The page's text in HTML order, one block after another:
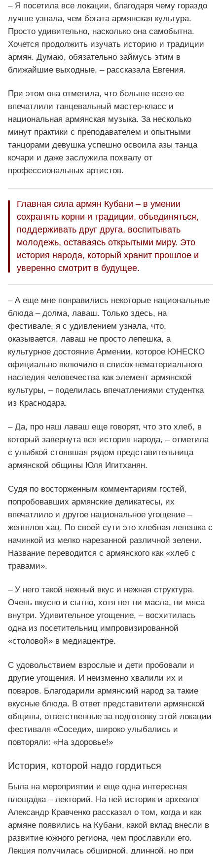
– Я посетила все локации, благодаря чему гораздо
лучше узнала, чем богата армянская культура.
Просто удивительно, насколько она самобытна.
Хочется продолжить изучать историю и традиции
армян. Думаю, обязательно займусь этим в
ближайшие выходные, – рассказала Евгения.
При этом она отметила, что больше всего ее
впечатлили танцевальный мастер-класс и
национальная армянская музыка. За несколько
минут практики с преподавателем и опытными
танцорами девушка успешно освоила азы танца
кочари и даже заслужила похвалу от
профессиональных артистов.
Главная сила армян Кубани – в умении
сохранять корни и традиции, объединяться,
поддерживать друг друга, воспитывать
молодежь, оставаясь открытыми миру. Это
история народа, который хранит прошлое и
уверенно смотрит в будущее.
– А еще мне понравились некоторые национальные
блюда – долма, лаваш. Только здесь, на
фестивале, я с удивлением узнала, что,
оказывается, лаваш не просто лепешка, а
культурное достояние Армении, которое ЮНЕСКО
официально включило в список нематериального
наследия человечества как элемент армянской
культуры, – поделилась впечатлениями студентка
из Краснодара.
– Да, про наш лаваш еще говорят, что это хлеб, в
который завернута вся история народа, – отметила
с улыбкой стоявшая рядом представительница
армянской общины Юля Игитханян.
Судя по восторженным комментариям гостей,
попробовавших армянские деликатесы, их
впечатлило и другое национальное угощение –
женгялов хац. По своей сути это хлебная лепешка с
начинкой из мелко нарезанной различной зелени.
Название переводится с армянского как «хлеб с
травами».
– У него такой нежный вкус и нежная структура.
Очень вкусно и сытно, хотя нет ни масла, ни мяса
внутри. Удивительное угощение, – восхитилась
одна из посетительниц импровизированной
«столовой» в медиацентре.
С удовольствием взрослые и дети пробовали и
другие угощения. И неизменно хвалили их и
поваров. Благодарили армянский народ за такие
вкусные блюда. В ответ представители армянской
общины, ответственные за подготовку этой локации
фестиваля «Соседи», широко улыбались и
повторяли: «На здоровье!»
История, которой надо гордиться
Была на мероприятии и еще одна интересная
площадка – лекторий. На ней историк и археолог
Александр Кравченко рассказал о том, когда и как
армяне появились на Кубани, какой вклад внесли в
развитие южного региона, чем прославили его.
Лекция получилась обширной, длинной, но при